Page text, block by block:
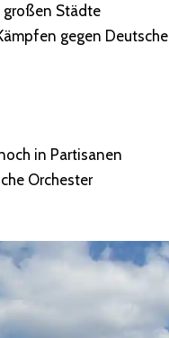
großen Städte
gegen Deutsche
in Partisanen
Orchester